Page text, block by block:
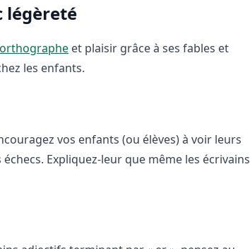
légèreté
et plaisir grâce à ses fables et
les enfants.
vos enfants (ou élèves) à voir leurs
Expliquez-leur que même les écrivains